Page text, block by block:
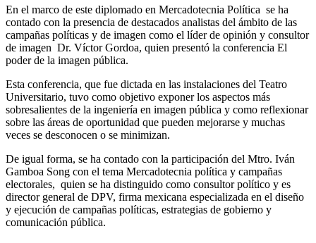
En el marco de este diplomado en Mercadotecnia Política se ha
contado con la presencia de destacados analistas del ámbito de las
campañas políticas y de imagen como el líder de opinión y consultor
de imagen Dr. Víctor Gordoa, quien presentó la conferencia El
poder de la imagen pública.
Esta conferencia, que fue dictada en las instalaciones del Teatro
Universitario, tuvo como objetivo exponer los aspectos más
sobresalientes de la ingeniería en imagen pública y como reflexionar
sobre las áreas de oportunidad que pueden mejorarse y muchas
veces se desconocen o se minimizan.
De igual forma, se ha contado con la participación del Mtro. Iván
Gamboa Song con el tema Mercadotecnia política y campañas
electorales, quien se ha distinguido como consultor político y es
director general de DPV, firma mexicana especializada en el diseño
y ejecución de campañas políticas, estrategias de gobierno y
comunicación pública.